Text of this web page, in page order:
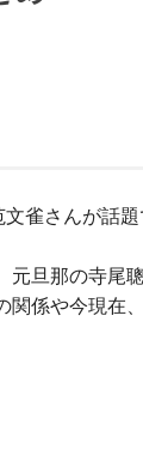
雀さんが話題
元旦那の寺尾
係や今現在